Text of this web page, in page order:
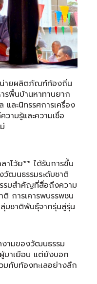
น่ายผลิตภัณฑ์ท้องถิ่น
รพื้นบ้านหาทานยาก
และนิทรรศการเครื่อง
ามรู้และความเชื่อ
าโว้ย** ได้รับการขึ้น
ฒนธรรมระดับชาติ
รมสำคัญที่สื่อถึงความ
การเคารพบรรพชน
ชาติพันธุ์จากรุ่นสู่รุ่น
ามของวัฒนธรรม
มาเยือน แต่ยังบอก
มกับท้องทะเลอย่างลึก